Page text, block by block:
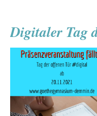
10a
Digitaler Tag